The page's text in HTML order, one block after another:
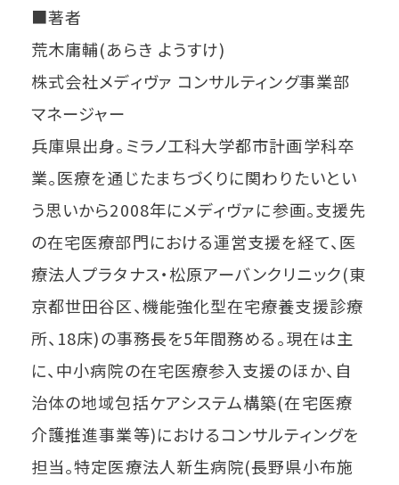
■著者
荒木庸輔(あらき ようすけ)
株式会社メディヴァ コンサルティング事業部
マネージャー
兵庫県出身。ミラノ工科大学都市計画学科卒
業。医療を通じたまちづくりに関わりたいとい
う思いから2008年にメディヴァに参画。支援先
の在宅医療部門における運営支援を経て、医
療法人プラタナス・松原アーバンクリニック(東
京都世田谷区、機能強化型在宅療養支援診療
所、18床)の事務長を5年間務める。現在は主
に、中小病院の在宅医療参入支援のほか、自
治体の地域包括ケアシステム構築(在宅医療
介護推進事業等)におけるコンサルティングを
担当。特定医療法人新生病院(長野県小布施